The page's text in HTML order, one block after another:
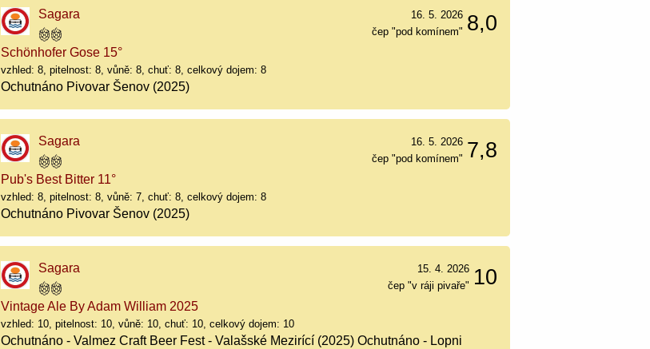
Sagara 8,0
16. 5. 2026
čep "pod komínem"
Schönhofer Gose 15°
vzhled: 8, pitelnost: 8, vůně: 8, chuť: 8, celkový dojem: 8
Ochutnáno Pivovar Šenov (2025)
Sagara 7,8
16. 5. 2026
čep "pod komínem"
Pub's Best Bitter 11°
vzhled: 8, pitelnost: 8, vůně: 7, chuť: 8, celkový dojem: 8
Ochutnáno Pivovar Šenov (2025)
Sagara 10
15. 4. 2026
čep "v ráji pivaře"
Vintage Ale By Adam William 2025
vzhled: 10, pitelnost: 10, vůně: 10, chuť: 10, celkový dojem: 10
Ochutnáno - Valmez Craft Beer Fest - Valašské Mezirící (2025) Ochutnáno - Lopni